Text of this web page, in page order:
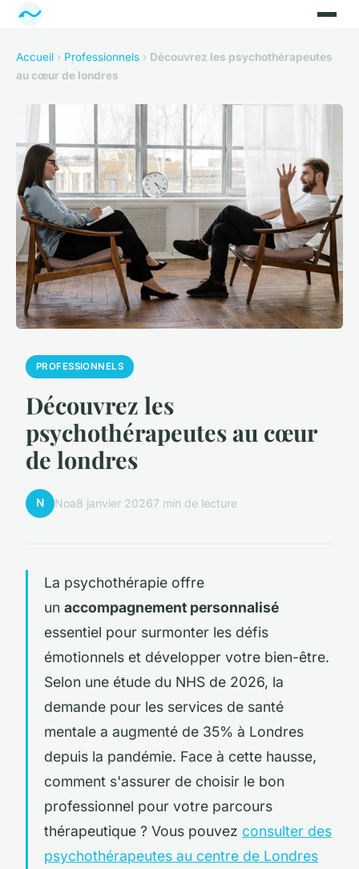
Accueil › Professionnels › Découvrez les psychothérapeutes
au cœur de londres
PROFESSIONNELS
Découvrez les
psychothérapeutes au cœur
de londres
N Noa8 janvier 20267 min de lecture
La psychothérapie offre
un accompagnement personnalisé
essentiel pour surmonter les défis
émotionnels et développer votre bien-être.
Selon une étude du NHS de 2026, la
demande pour les services de santé
mentale a augmenté de 35% à Londres
depuis la pandémie. Face à cette hausse,
comment s'assurer de choisir le bon
professionnel pour votre parcours
thérapeutique ? Vous pouvez consulter des
psychothérapeutes au centre de Londres